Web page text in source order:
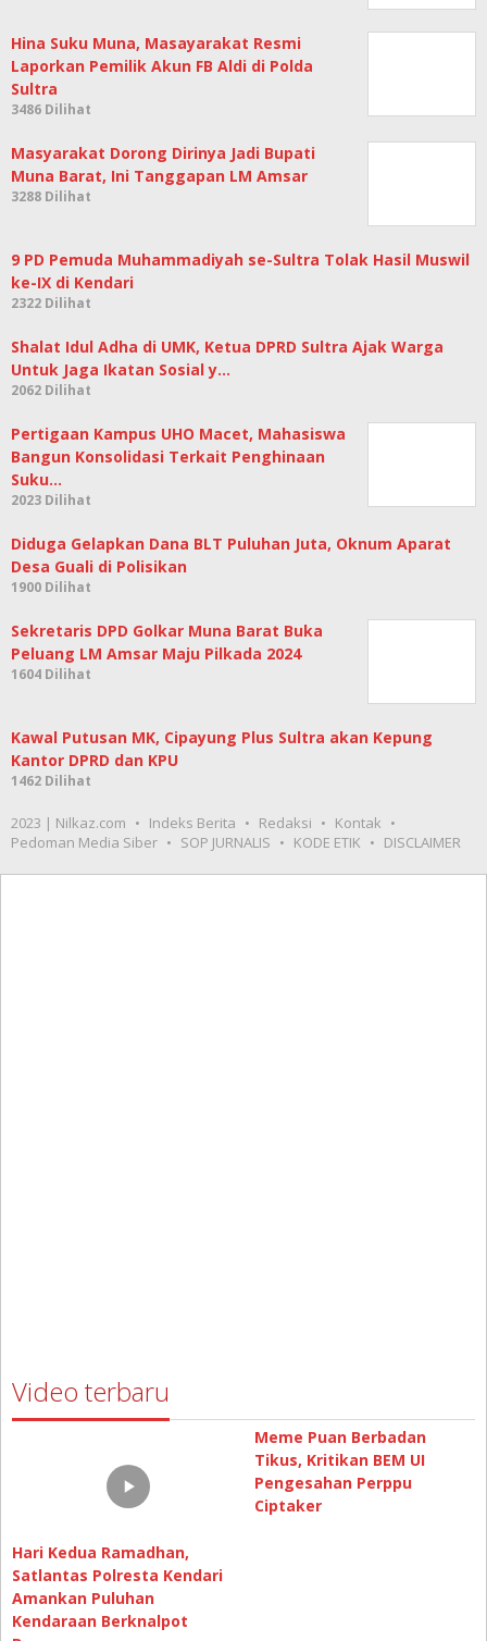
Hina Suku Muna, Masayarakat Resmi
Laporkan Pemilik Akun FB Aldi di Polda
Sultra
3486 Dilihat
Masyarakat Dorong Dirinya Jadi Bupati
Muna Barat, Ini Tanggapan LM Amsar
3288 Dilihat
9 PD Pemuda Muhammadiyah se-Sultra Tolak Hasil Muswil
ke-IX di Kendari
2322 Dilihat
Shalat Idul Adha di UMK, Ketua DPRD Sultra Ajak Warga
Untuk Jaga Ikatan Sosial y…
2062 Dilihat
Pertigaan Kampus UHO Macet, Mahasiswa
Bangun Konsolidasi Terkait Penghinaan
Suku…
2023 Dilihat
Diduga Gelapkan Dana BLT Puluhan Juta, Oknum Aparat
Desa Guali di Polisikan
1900 Dilihat
Sekretaris DPD Golkar Muna Barat Buka
Peluang LM Amsar Maju Pilkada 2024
1604 Dilihat
Kawal Putusan MK, Cipayung Plus Sultra akan Kepung
Kantor DPRD dan KPU
1462 Dilihat
2023 | Nilkaz.com Indeks Berita Redaksi
Kontak
Pedoman Media Siber
SOP JURNALIS KODE ETIK DISCLAIMER
Video terbaru
Hari Kedua Ramadhan,
Satlantas Polresta Kendari
Amankan Puluhan
Kendaraan Berknalpot
Meme Puan Berbadan
Tikus, Kritikan BEM UI
Pengesahan Perppu
Ciptaker